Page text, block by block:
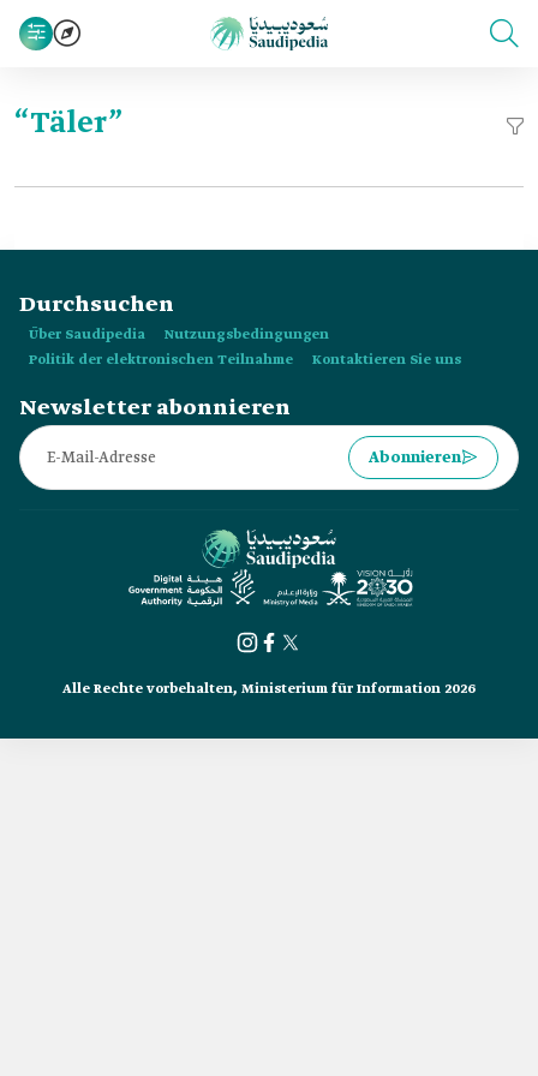
“Täler”
Durchsuchen
Über Saudipedia
Nutzungsbedingungen
Politik der elektronischen Teilnahme
Kontaktieren Sie uns
Newsletter abonnieren
Abonnieren
Alle Rechte vorbehalten, Ministerium für Information 2026